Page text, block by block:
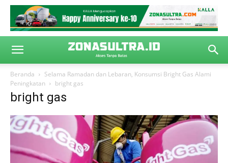
Beranda
Selama Ramadan dan Lebaran, Konsumsi Bright Gas Alami
Peningkatan
bright gas
bright gas